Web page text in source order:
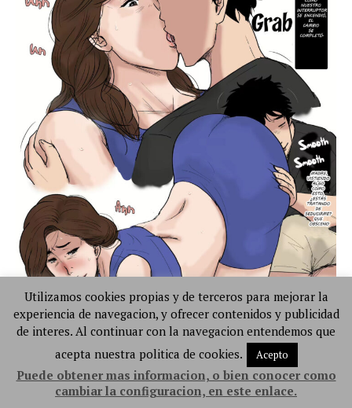
Utilizamos cookies propias y de terceros para mejorar la
experiencia de navegacion, y ofrecer contenidos y publicidad
de interes. Al continuar con la navegacion entendemos que
acepta nuestra politica de cookies.
Acepto
Puede obtener mas informacion, o bien conocer como
cambiar la configuracion, en este enlace.